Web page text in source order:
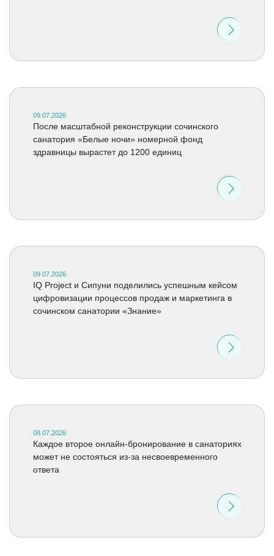
09.07.2026
После масштабной реконструкции сочинского
санатория «Белые ночи» номерной фонд
здравницы вырастет до 1200 единиц
09.07.2026
IQ Project и Сипуни поделились успешным кейсом
цифровизации процессов продаж и маркетинга в
сочинском санатории «Знание»
08.07.2026
Каждое второе онлайн-бронирование в санаториях
может не состояться из-за несвоевременного
ответа